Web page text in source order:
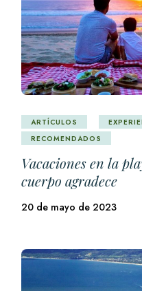
ARTÍCULOS
RECOMENDADOS
Vacaciones en la
cuerpo agradece
20 de mayo de 2023